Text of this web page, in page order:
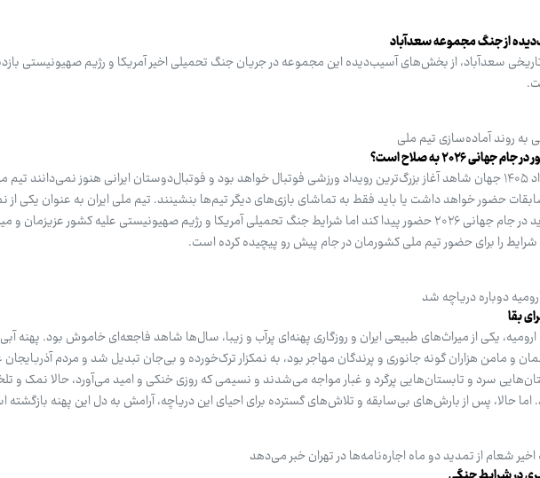
از جنگ مجموعه سعدآباد
سعدآباد، از بخش‌های آسیب‌دیده این مجموعه در جریان جنگ تحمیلی اخیر آمریکا و رژیم صهیونیستی
به روند آماده‌سازی تیم ملی
جهانی ۲۰۲۶ به صلاح است؟
۲۱ خرداد ۱۴۰۵ جهان شاهد آغاز بزرگ‌ترین رویداد ورزشی فوتبال خواهد بود و فوتبال‌دوستان ایرانی هنوز نمی‌دانند تیم
حضور خواهد داشت یا باید فقط به تماشای بازی‌های دیگر تیم‌ها بنشینند. تیم ملی ایران به عنوان یکی از
کهن باید در جام جهانی ۲۰۲۶ حضور پیدا کند اما شرایط جنگ تحمیلی آمریکا و رژیم صهیونیستی علیه کشور عزیزمان
شرایط را برای حضور تیم ملی کشورمان در جام پیش رو پیچیده کرده است.
دوباره دریاچه شد
بقا
یکی از میراث‌های طبیعی ایران و روزگاری پهنه‌ای پرآب و زیبا، سال‌ها شاهد فاجعه‌ای خاموش بود. پهنه آبی
و مامن هزاران گونه جانوری و پرندگان مهاجر بود، به نمکزار ترک‌خورده و بی‌جان تبدیل شد و مردم
سرد و تابستان‌هایی پرگرد و غبار مواجه می‌شدند و نسیمی که روزی خنکی و امید می‌آورد، حالا نمک و
اما حالا، پس از بارش‌های بی‌سابقه و تلاش‌های گسترده برای احیای این دریاچه، آرامش به دل این پهنه
شعام از تمدید دو ماه اجاره‌نامه‌ها در تهران خبر می‌دهد